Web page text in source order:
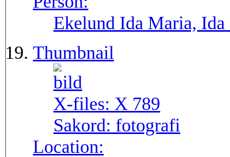
Ekelund Ida Maria, Ida
Thumbnail
X-files: X 789
Sakord: fotografi
Location: